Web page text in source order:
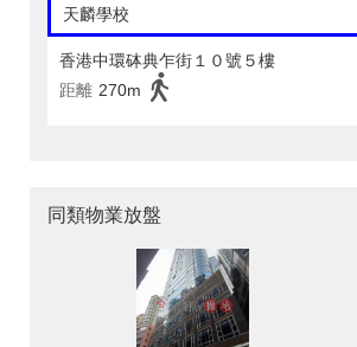
天麟學校
香港中環砵典乍街１０號５樓
距離 270m
同類物業放盤